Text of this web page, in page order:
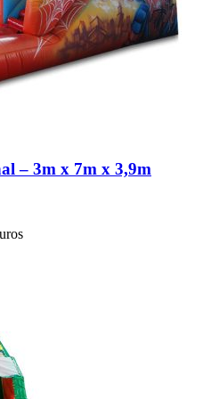
– 3m x 7m x 3,9m